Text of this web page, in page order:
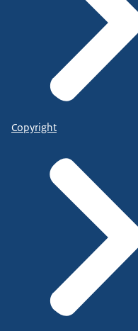
Copyright